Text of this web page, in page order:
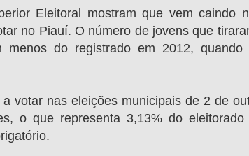
Eleitoral mostram que vem caindo
no Piauí. O número de jovens que
do registrado em 2012, quando
votar nas eleições municipais de 2 de
o que representa 3,13% do